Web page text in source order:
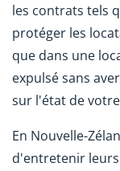
les contrats tels
protéger les
que dans une
expulsé sans
sur l'état de
En Nouvelle-
d'entretenir